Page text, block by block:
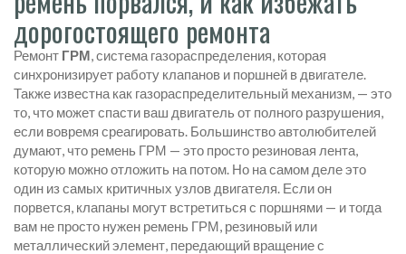
дорогостоящего ремонта
Ремонт ГРМ,система газораспределения, которая
синхронизирует работу клапанов и поршней в двигателе.
Также известна как газораспределительный механизм, — это
то, что может спасти ваш двигатель от полного разрушения,
если вовремя среагировать. Большинство автолюбителей
думают, что ремень ГРМ — это просто резиновая лента,
которую можно отложить на потом. Но на самом деле это
один из самых критичных узлов двигателя. Если он
порвется, клапаны могут встретиться с поршнями — и тогда
вам не просто нужен ремень ГРМ, резиновый или
металлический элемент, передающий вращение с